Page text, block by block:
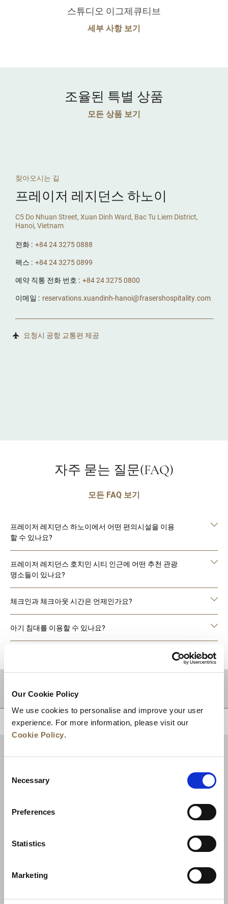
Our Cookie Policy
We use cookies to personalise and improve your user
experience. For more information, please visit our
Cookie Policy.
Selection
Necessary
Preferences
Statistics
Marketing
스튜디오 이그제큐티브
세부 사항 보기
조율된 특별 상품
모든 상품 보기
찾아오시는 길
프레이저 레지던스 하노이
C5 Do Nhuan Street, Xuan Dinh Ward, Bac Tu Liem District,
Hanoi, Vietnam
전화 : +84 24 3275 0888
팩스 : +84 24 3275 0899
예약 직통 전화 번호 : +84 24 3275 0800
이메일 : reservations.xuandinh-hanoi@frasershospitality.com
요청시 공항 교통편 제공
자주 묻는 질문(FAQ)
모든 FAQ 보기
프레이저 레지던스 하노이에서 어떤 편의시설을 이용
할 수 있나요?
프레이저 레지던스 호치민 시티 인근에 어떤 추천 관광
명소들이 있나요?
체크인과 체크아웃 시간은 언제인가요?
아기 침대를 이용할 수 있나요?
적지
상단으로 돌아가기